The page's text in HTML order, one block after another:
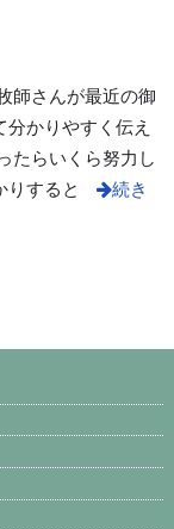
師さんが最近の御
かりやすく伝え
たらいくら努力し
りすると
続き